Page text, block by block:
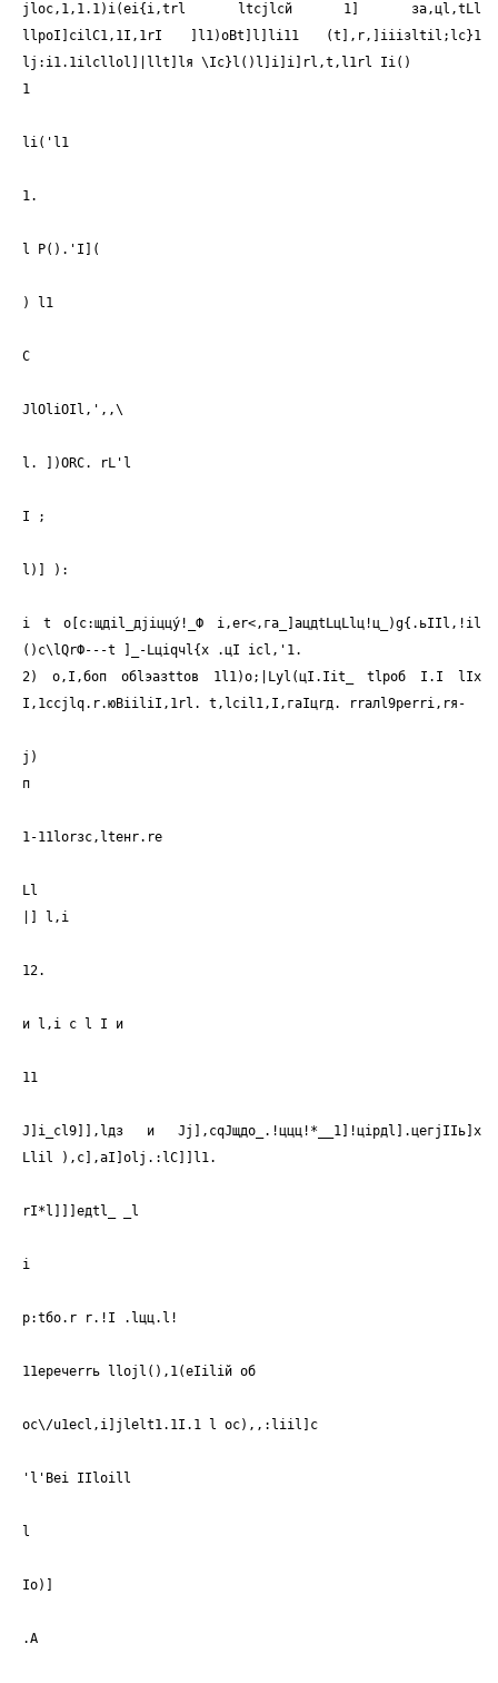
jloc,1,1.1)i(ei{i,trl ltcjlcй 1] за,цl,tLl
llpoI]cilС1,1I,1rI ]l1)oBt]l]li11 (t],r,]iiiзltil;lc}1
lj:i1.1ilсllоl]|llt]lя \Ic}l()l]i]i]rl,t,l1rl Ii()
1
li('l1
1.
l P().'I](
) l1
С
JlOliOIl,',,\
l. ])ОRС. rL'l
I ;
l)] ):
i t о[с:щдil_дjiццý!_Ф i,еr<,га_]ацдtLцLlц!ц_)g{.ьIIl,!il
()с\lQrФ---t ]_-Lцiqчl{х .цI icl,'1.
2) о,I,боп обlэазttов 1l1)o;|Lуl(цI.Iit_ tlроб I.I lIx
I,1ccjlq.r.юBiiliI,1rl. t,lсil1,I,гаIцrд. rrалl9реrri,rя-
j)
п
1-11lоrзс,ltенr.rе
Ll
|] l,i
12.
и l,i с l I и
11
J]i_сl9]],lдз и Jj],сqJщдо_.!ццц!*__1]!цiрдl].цегjIIь]х
Llil ),c],aI]olj.:lC]]l1.
rI*l]]]едtl_ _l
i
р:tбo.r r.!I .lцц.l!
11еречеrrь llоjl(),1(еIiliй об
oc\/u1ecl,i]jlelt1.1I.1 l oc),,:liil]c
'l'Bei IIloill
l
Io)]
.А